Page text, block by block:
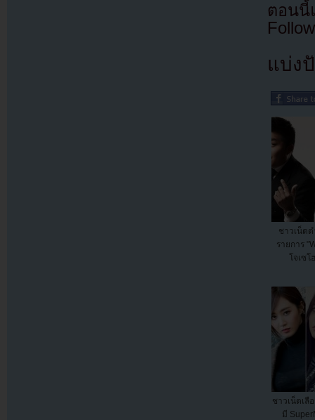
ตอนนี้
แบ่ง
ชาวเน็ต
รายการ
โจเซ
ชาวเน็ตเลื
มี